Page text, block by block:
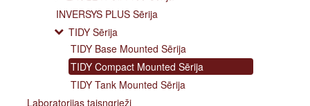
INVERSYS PLUS Sērija
TIDY Sērija
TIDY Base Mounted Sērija
TIDY Compact Mounted Sērija
TIDY Tank Mounted Sērija
Laboratorijas taisngrieži